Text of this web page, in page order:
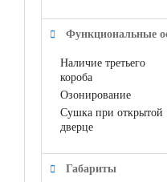
Функциональные
Наличие третьего
короба
Озонирование
Сушка при открытой
дверце
Габариты